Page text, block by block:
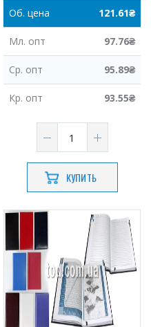
Об. цена 121.61₴
Мл. опт 97.76₴
Ср. опт 95.89₴
Кр. опт 93.55₴
КУПИТЬ